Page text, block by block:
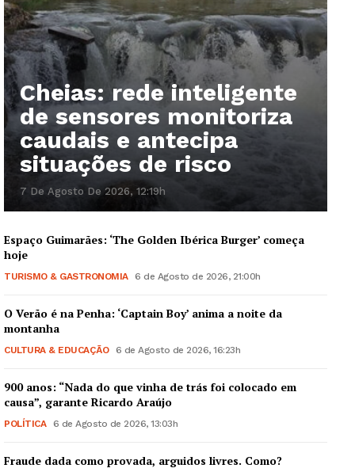
Guimarães, agora!
Cheias: rede inteligente
de sensores monitoriza
caudais e antecipa
situações de risco
7 De Agosto De 2026, 12:19h
Espaço Guimarães: ‘The Golden Ibérica Burger’ começa
hoje
TURISMO & GASTRONOMIA 6 de Agosto de 2026, 21:00h
O Verão é na Penha: ‘Captain Boy’ anima a noite da
montanha
CULTURA & EDUCAÇÃO 6 de Agosto de 2026, 16:23h
900 anos: “Nada do que vinha de trás foi colocado em
causa”, garante Ricardo Araújo
POLÍTICA 6 de Agosto de 2026, 13:03h
Fraude dada como provada, arguidos livres. Como?